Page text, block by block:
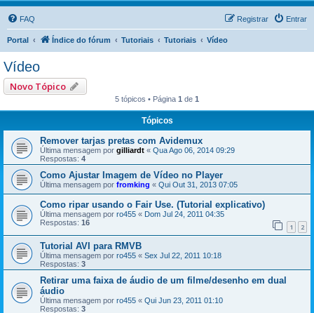
FAQ Entrar
Registrar
Portal Índice do fórum Tutoriais Tutoriais Vídeo
Vídeo
Novo Tópico
5 tópicos • Página 1 de 1
Tópicos
Remover tarjas pretas com Avidemux
Última mensagem por gilliardt « Qua Ago 06, 2014 09:29
Respostas: 4
Como Ajustar Imagem de Vídeo no Player
Última mensagem por fromking « Qui Out 31, 2013 07:05
Como ripar usando o Fair Use. (Tutorial explicativo)
Última mensagem por ro455 « Dom Jul 24, 2011 04:35
Respostas: 16 1 2
Tutorial AVI para RMVB
Última mensagem por ro455 « Sex Jul 22, 2011 10:18
Respostas: 3
Retirar uma faixa de áudio de um filme/desenho em dual
áudio
Última mensagem por ro455 « Qui Jun 23, 2011 01:10
Respostas: 3